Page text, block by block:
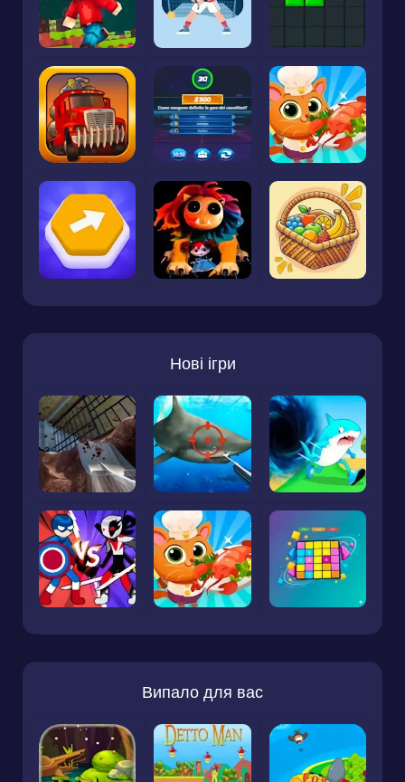
Нові ігри
Випало для вас